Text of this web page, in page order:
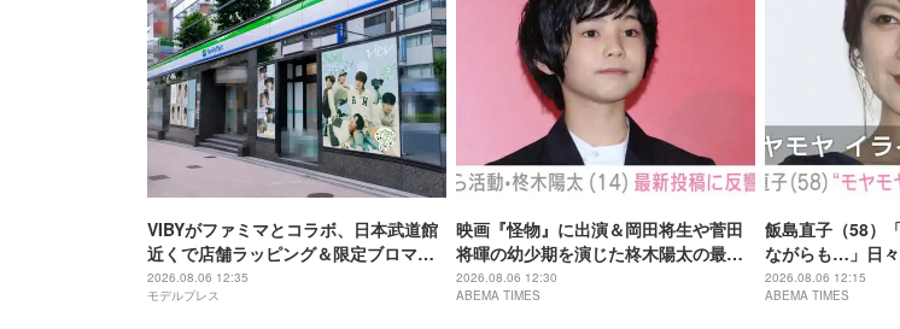
VIBYがファミマとコラボ、日本武道館
近くで店舗ラッピング＆限定ブロマイ
ドを全国展開
2026.08.06 12:35
モデルプレス
映画『怪物』に出演＆岡田将生や菅田
将暉の幼少期を演じた柊木陽太の最新
ショットに「どんどん大人びてくね!!」
などの声
2026.08.06 12:30
ABEMA TIMES
飯島直子（58）
ながらも…」日
常の様子を公開
2026.08.06 12:15
ABEMA TIMES